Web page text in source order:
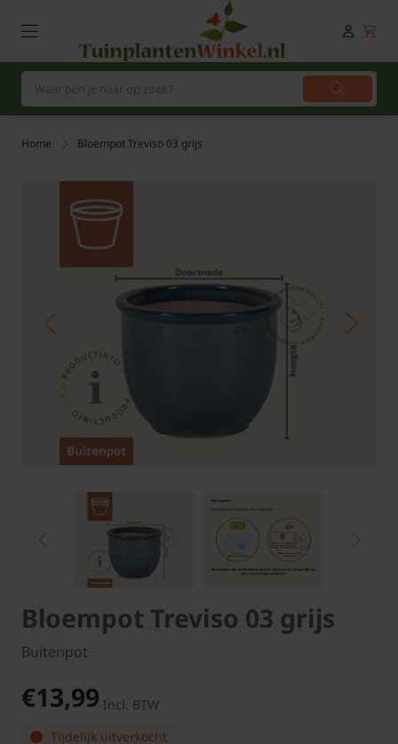
Home Bloempot Treviso 03 grijs
Bloempot Treviso 03 grijs
Buitenpot
€13,99 Incl. BTW
Tijdelijk uitverkocht